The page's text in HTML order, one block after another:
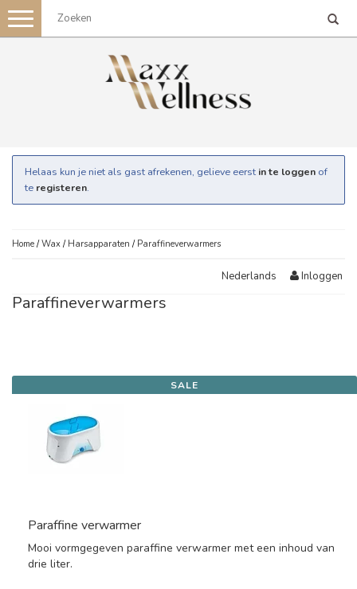
Toggle
navigation
Helaas kun je niet als gast afrekenen, gelieve eerst in te loggen of
te registeren.
Home /Wax / Harsapparaten / Paraffineverwarmers
Nederlands Inloggen
Paraffineverwarmers
SALE
Paraffine verwarmer
Mooi vormgegeven paraffine verwarmer met een inhoud van
drie liter.